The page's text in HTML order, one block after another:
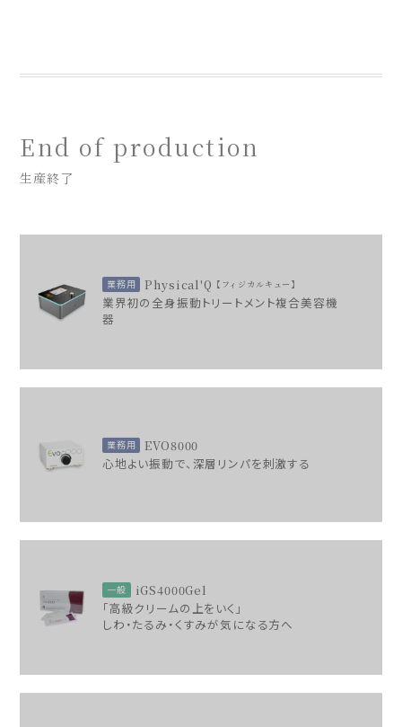
End of production
生産終了
業務用 Physical'Q フィジカルキュー
業界初の全身振動トリートメント複合美容機
器
業務用 EVO8000
心地よい振動で、深層リンパを刺激する
一般 iGS4000Gel
「高級クリームの上をいく」
しわ・たるみ・くすみが気になる方へ